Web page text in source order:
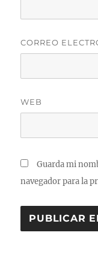
CORREO
WEB
Guarda mi
navegador para la